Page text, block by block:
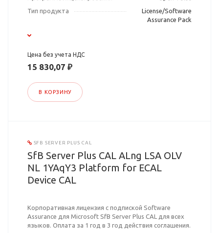
Тип продукта
License/Software
Assurance Pack
Цена без учета НДС
15 830,07 ₽
В КОРЗИНУ
SFB SERVER PLUS CAL
SfB Server Plus CAL ALng LSA OLV
NL 1YAqY3 Platform for ECAL
Device CAL
Корпоративная лицензия с подпиской Software
Assurance для Microsoft SfB Server Plus CAL для всех
языков. Оплата за 1 год в 3 год действия соглашения.